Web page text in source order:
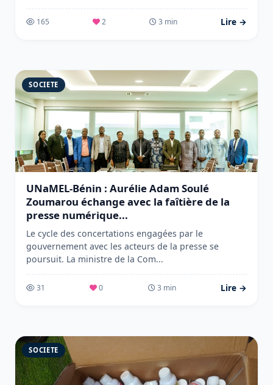
165 2 3 min Lire →
SOCIETE
UNaMEL-Bénin : Aurélie Adam Soulé
Zoumarou échange avec la faîtière de la
presse numérique...
Le cycle des concertations engagées par le
gouvernement avec les acteurs de la presse se
poursuit. La ministre de la Com...
31 0 3 min Lire →
SOCIETE